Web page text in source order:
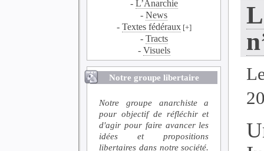
- L’Anarchie
-News
- Textes fédéraux[+]
- Tracts
- Visuels
Notre groupe libertaire
Notre groupe anarchiste a
pour objectif de réfléchir et
d'agir pour faire avancer les
idées et propositions
libertaires dans notre société.